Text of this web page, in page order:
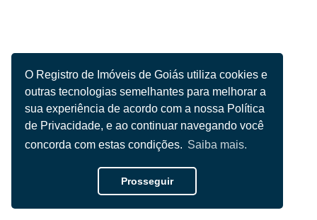
O Registro de Imóveis de Goiás utiliza cookies e
outras tecnologias semelhantes para melhorar a
sua experiência de acordo com a nossa Política
de Privacidade, e ao continuar navegando você
concorda com estas condições. Saiba mais.
Prosseguir